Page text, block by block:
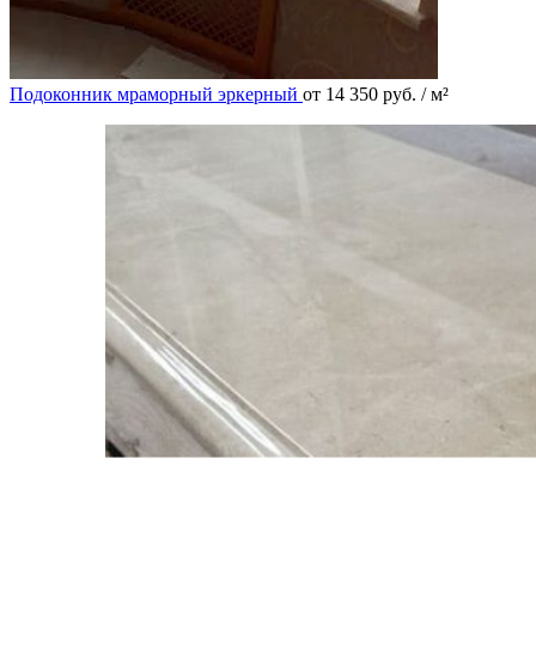
Подоконник мраморный эркерный от 14 350 руб. / м²